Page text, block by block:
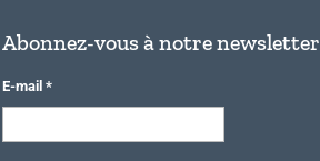
Abonnez-vous à notre newsletter
E-mail *